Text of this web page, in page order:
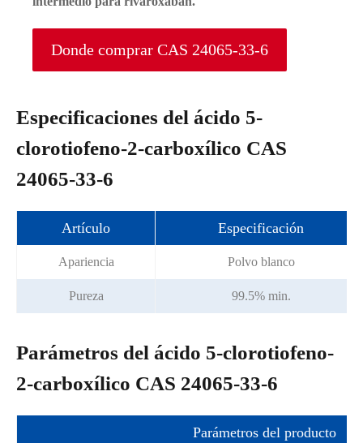
Donde comprar CAS 24065-33-6
Especificaciones del ácido 5-
clorotiofeno-2-carboxílico CAS
24065-33-6
Artículo Especificación
Apariencia Polvo blanco
Pureza 99.5% min.
Parámetros del ácido 5-clorotiofeno-
2-carboxílico CAS 24065-33-6
Parámetros del producto